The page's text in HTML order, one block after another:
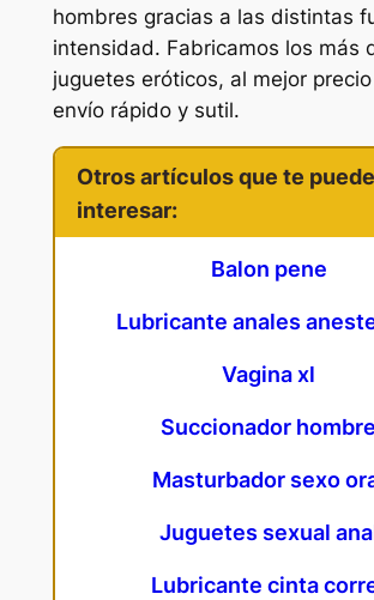
hombres gracias a las distintas
intensidad. Fabricamos los más
juguetes eróticos, al mejor
envío rápido y sutil.
Otros artículos que te
interesar:
Balon pene
Lubricante anales
Vagina xl
Succionador hombre
Masturbador sexo
Juguetes sexual
Lubricante cinta